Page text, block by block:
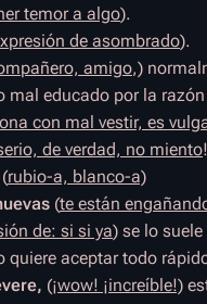
temor a algo).
de asombrado).
amigo,)
mal educado por la
con mal vestir, es
de verdad, no miento
(rubio-a, blanco-a)
(te están
de: si si ya) se lo
quiere aceptar todo
(¡wow! ¡increíble!)